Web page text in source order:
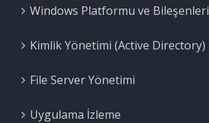
Windows Platformu ve Bileşenleri
Kimlik Yönetimi (Active Directory)
File Server Yönetimi
Uygulama İzleme